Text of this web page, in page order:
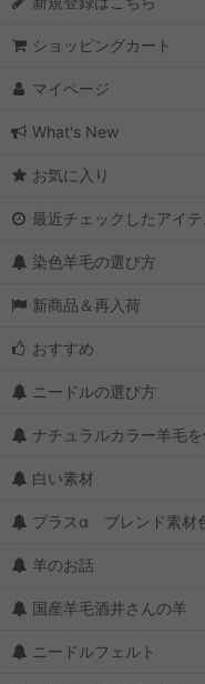
ショッピングカート
マイページ
What's New
お気に入り
最近チェックしたアイテ
染色羊毛の選び方
新商品＆再入荷
おすすめ
ニードルの選び方
ナチュラルカラー羊毛を
白い素材
プラスα ブレンド素材
羊のお話
国産羊毛酒井さんの羊
ニードルフェルト